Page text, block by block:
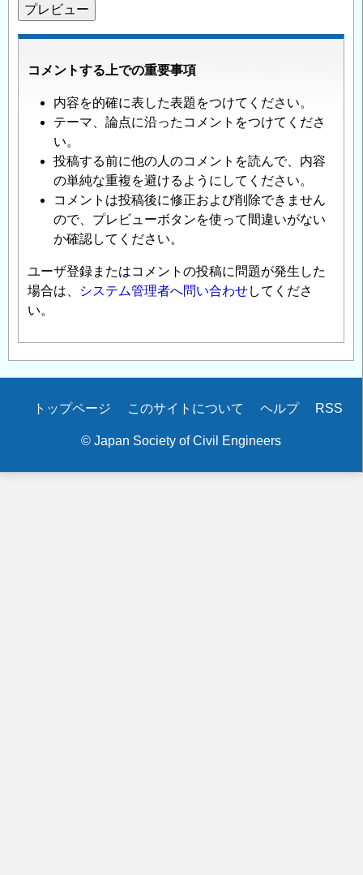
コメントする上での重要事項
内容を的確に表した表題をつけてください。
テーマ、論点に沿ったコメントをつけてくださ
い。
投稿する前に他の人のコメントを読んで、内容
の単純な重複を避けるようにしてください。
コメントは投稿後に修正および削除できません
ので、プレビューボタンを使って間違いがない
か確認してください。
ユーザ登録またはコメントの投稿に問題が発生した
場合は、
システム管理者へ問い合わせしてくださ
い。
Secondary
トップページ このサイトについて ヘルプ RSS
© Japan Society of Civil Engineers